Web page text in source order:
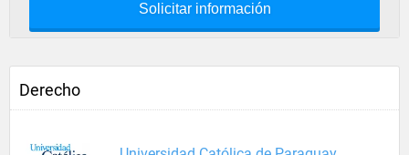
Solicitar información
Derecho